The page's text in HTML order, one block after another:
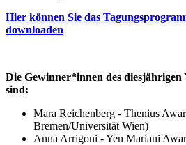
Hier können Sie das
downloaden
Die Gewinner*innen des diesjährigen
sind:
Mara Reichenberg - Thenius
Bremen/Universität Wien)
Anna Arrigoni - Yen Mariani